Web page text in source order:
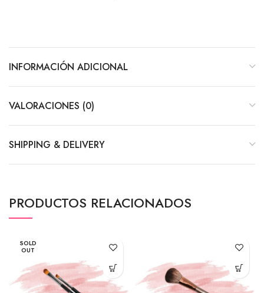
INFORMACIÓN ADICIONAL
VALORACIONES (0)
SHIPPING & DELIVERY
PRODUCTOS RELACIONADOS
SOLD
OUT